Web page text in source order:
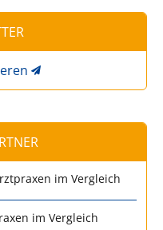
im Vergleich
im Vergleich